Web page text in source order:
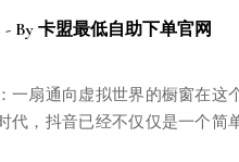
- By 卡盟最低自助下单官网
代，抖音已经不仅仅是一个简